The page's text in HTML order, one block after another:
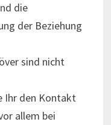
die
der Beziehung
sind nicht
Ihr den Kontakt
allem bei